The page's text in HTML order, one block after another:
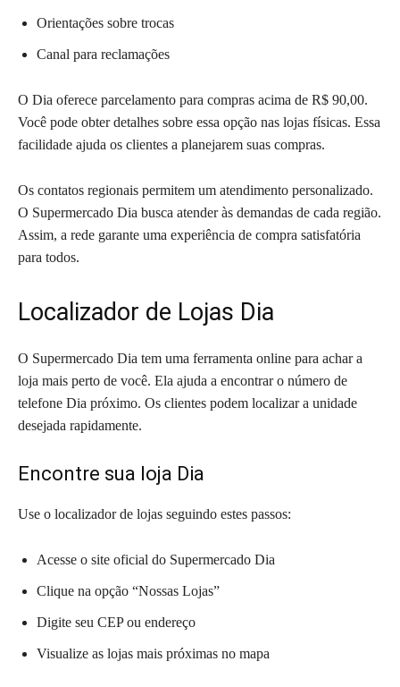
Orientações sobre trocas
Canal para reclamações
O Dia oferece parcelamento para compras acima de R$ 90,00.
Você pode obter detalhes sobre essa opção nas lojas físicas. Essa
facilidade ajuda os clientes a planejarem suas compras.
Os contatos regionais permitem um atendimento personalizado.
O Supermercado Dia busca atender às demandas de cada região.
Assim, a rede garante uma experiência de compra satisfatória
para todos.
Localizador de Lojas Dia
O Supermercado Dia tem uma ferramenta online para achar a
loja mais perto de você. Ela ajuda a encontrar o número de
telefone Dia próximo. Os clientes podem localizar a unidade
desejada rapidamente.
Encontre sua loja Dia
Use o localizador de lojas seguindo estes passos:
Acesse o site oficial do Supermercado Dia
Clique na opção “Nossas Lojas”
Digite seu CEP ou endereço
Visualize as lojas mais próximas no mapa